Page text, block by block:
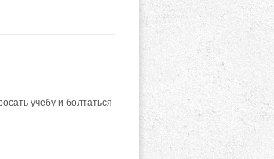
учебу и болтаться